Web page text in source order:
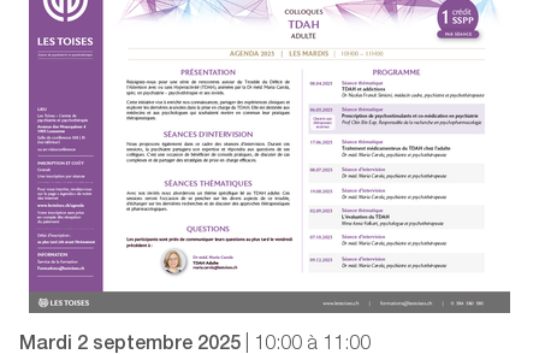
Mardi 2 septembre 2025 | 10:00 à 11:00